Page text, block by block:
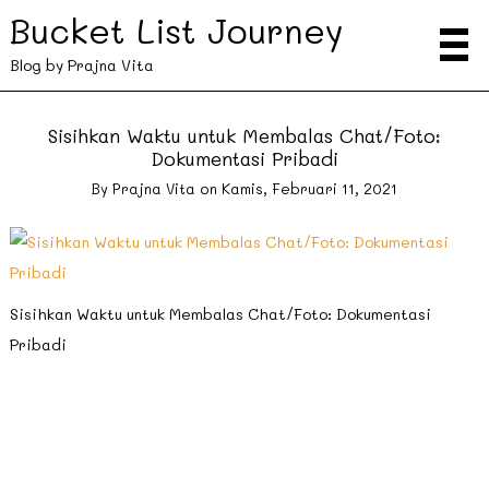
Bucket List Journey
Blog by Prajna Vita
Sisihkan Waktu untuk Membalas Chat/Foto:
Dokumentasi Pribadi
By Prajna Vita on Kamis, Februari 11, 2021
Sisihkan Waktu untuk Membalas Chat/Foto: Dokumentasi
Pribadi